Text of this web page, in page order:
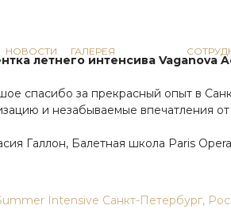
НОВОСТИ ГАЛЕРЕЯ
летнего интенсива Vaganova
спасибо за прекрасный опыт в
и незабываемые впечатления от
Галлон, Балетная школа Paris Opera
Intensive Санкт-Петербург,